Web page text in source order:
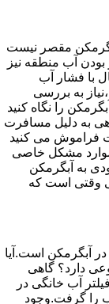
مقصر نیست
آب منطقه نیز
با فشار آب
به بررسی
را نگاه کنید
به دلیل مسافرت
فراموش می کنید
موارد مشکل خاصی
به آبگرمکن
وقتی است که
آبگرمکن است.آیا
دارد؟ گاهی
آب خانگی در
را گرفت.وجود